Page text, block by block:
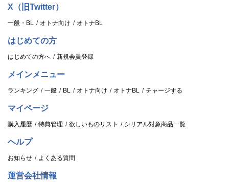
X（旧Twitter）
一般・BL オトナ向け オトナBL
はじめての方
はじめての方へ 新規会員登録
メインメニュー
ランキング 一般 BL オトナ向け オトナBL チャージする
マイページ
購入履歴 特典管理 欲しいものリスト シリアル対象商品一覧
ヘルプ
お知らせ よくある質問
運営会社情報